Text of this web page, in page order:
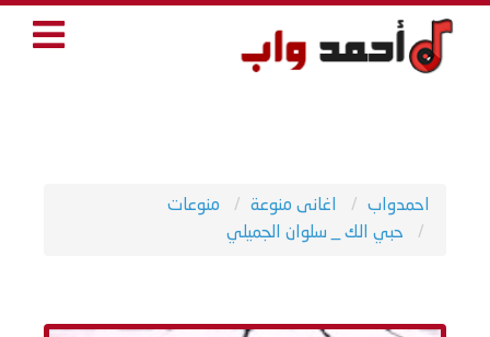
احمدواب اغانى منوعة
منوعات
حبي الك _ سلوان الجميلي